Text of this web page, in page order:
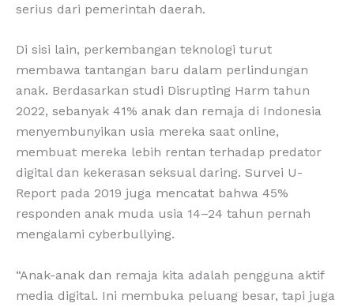
serius dari pemerintah daerah.
Di sisi lain, perkembangan teknologi turut
membawa tantangan baru dalam perlindungan
anak. Berdasarkan studi Disrupting Harm tahun
2022, sebanyak 41% anak dan remaja di Indonesia
menyembunyikan usia mereka saat online,
membuat mereka lebih rentan terhadap predator
digital dan kekerasan seksual daring. Survei U-
Report pada 2019 juga mencatat bahwa 45%
responden anak muda usia 14–24 tahun pernah
mengalami cyberbullying.
“Anak-anak dan remaja kita adalah pengguna aktif
media digital. Ini membuka peluang besar, tapi juga